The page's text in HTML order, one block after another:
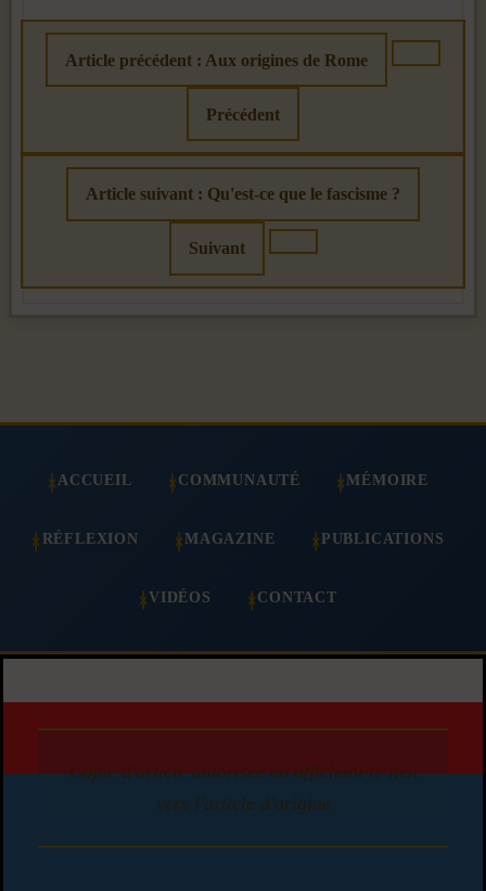
Article précédent : Aux origines de Rome
Précédent
Article suivant : Qu'est-ce que le fascisme ?
Suivant
ACCUEIL COMMUNAUTÉ MÉMOIRE
RÉFLEXION MAGAZINE PUBLICATIONS
VIDÉOS CONTACT
Copie d'article autorisée en affichant le lien
vers l'article d'origine